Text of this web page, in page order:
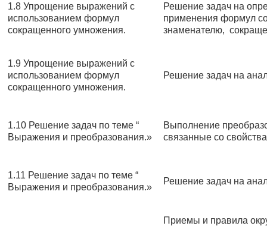
1.8 Упрощение выражений с
использованием формул
сокращенного умножения.
Решение задач на
применения формул
знаменателю,
1.9 Упрощение выражений с
использованием формул
сокращенного умножения.
Решение задач на
1.10 Решение задач по теме “
Выражения и преобразования.»
Выполнение
связанные со
1.11 Решение задач по теме “
Выражения и преобразования.»
Решение задач на
Приемы и правила